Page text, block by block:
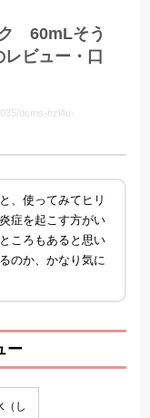
60mLそう
ビュー・口
dcms-hzl4u-
、使ってみてヒリ
症を起こす方がい
ころもあると思い
のか、かなり気に
ー
（し